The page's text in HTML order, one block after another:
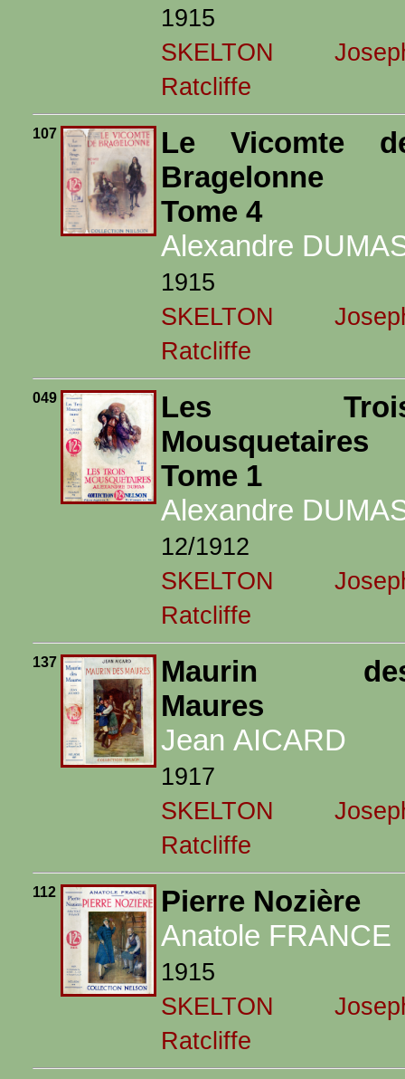
1915
SKELTON
Ratcliffe
107
Le Vicomte
Bragelonne
Tome 4
Alexandre
1915
SKELTON
Ratcliffe
049
Les
Mousquetaires
Tome 1
Alexandre
12/1912
SKELTON
Ratcliffe
137
Maurin
Maures
Jean AICARD
1917
SKELTON
Ratcliffe
112
Pierre Nozière
Anatole FRANCE
1915
SKELTON
Ratcliffe